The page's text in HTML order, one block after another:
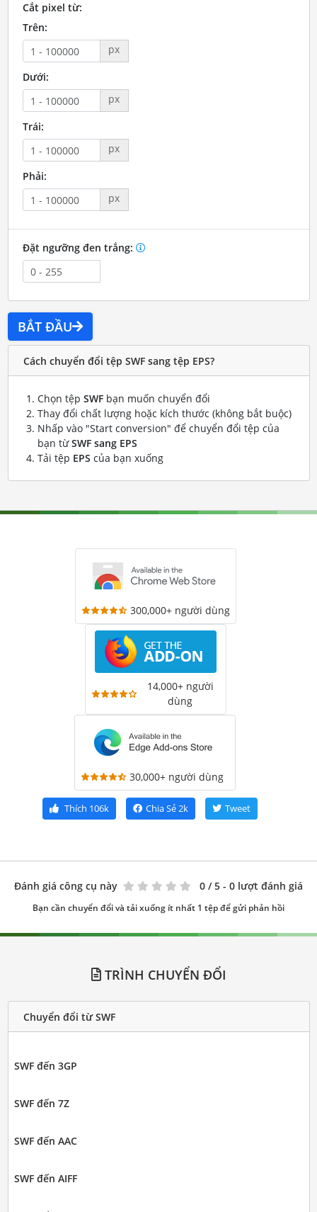
Cắt pixel từ:
Trên:
px
Dưới:
px
Trái:
px
Phải:
px
Đặt ngưỡng đen trắng:
BẮT ĐẦU
Cách chuyển đổi tệp SWF sang tệp EPS?
Chọn tệp SWFbạn muốn chuyển đổi
Thay đổi chất lượng hoặc kích thước (không bắt buộc)
Nhấp vào "Start conversion" để chuyển đổi tệp của
bạn từSWF sang EPS
Tải tệp EPS của bạn xuống
300,000+ người dùng
14,000+ người
dùng
30,000+ người dùng
Thích 106k Chia Sẻ2k Tweet
Đánh giá công cụ này 0 / 5 - 0 lượt đánh giá
Bạn cần chuyển đổi và tải xuống ít nhất 1 tệp để gửi phản hồi
TRÌNH CHUYỂN ĐỔI
Chuyển đổi từ SWF
SWF đến 3GP
SWF đến 7Z
SWF đến AAC
SWF đến AIFF